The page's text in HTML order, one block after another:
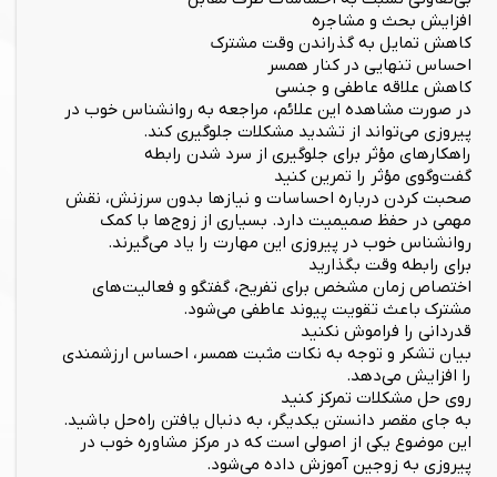
افزایش بحث و مشاجره
کاهش تمایل به گذراندن وقت مشترک
احساس تنهایی در کنار همسر
کاهش علاقه عاطفی و جنسی
در صورت مشاهده این علائم، مراجعه به روانشناس خوب در
پیروزی می‌تواند از تشدید مشکلات جلوگیری کند.
راهکارهای مؤثر برای جلوگیری از سرد شدن رابطه
گفت‌وگوی مؤثر را تمرین کنید
صحبت کردن درباره احساسات و نیازها بدون سرزنش، نقش
مهمی در حفظ صمیمیت دارد. بسیاری از زوج‌ها با کمک
روانشناس خوب در پیروزی این مهارت را یاد می‌گیرند.
برای رابطه وقت بگذارید
اختصاص زمان مشخص برای تفریح، گفتگو و فعالیت‌های
مشترک باعث تقویت پیوند عاطفی می‌شود.
قدردانی را فراموش نکنید
بیان تشکر و توجه به نکات مثبت همسر، احساس ارزشمندی
را افزایش می‌دهد.
روی حل مشکلات تمرکز کنید
به جای مقصر دانستن یکدیگر، به دنبال یافتن راه‌حل باشید.
این موضوع یکی از اصولی است که در مرکز مشاوره خوب در
پیروزی به زوجین آموزش داده می‌شود.